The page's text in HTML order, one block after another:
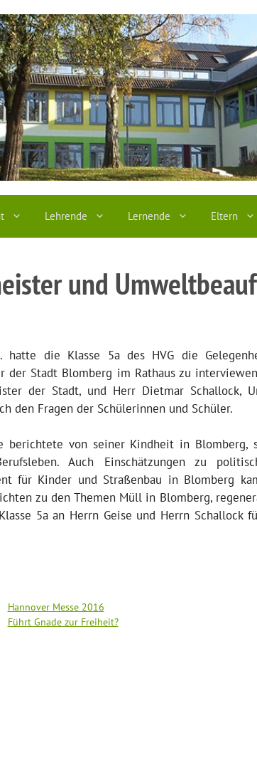
Lehrende Lernende Eltern
und
hatte die Klasse 5a des HVG die
der Stadt Blomberg im Rathaus zu
der Stadt, und Herr Dietmar Schallock,
den Fragen der Schülerinnen und Schüler.
berichtete von seiner Kindheit in Blomberg,
Auch Einschätzungen zu
für Kinder und Straßenbau in Blomberg
zu den Themen Müll in Blomberg,
5a an Herrn Geise und Herrn Schallock
Hannover Messe 2016
Führt Gnade zur Freiheit?